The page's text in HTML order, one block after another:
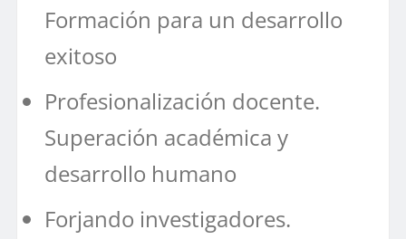
Formación para un desarrollo
exitoso
Profesionalización docente.
Superación académica y
desarrollo humano
Forjando investigadores.